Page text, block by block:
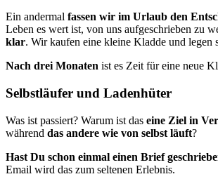
Ein andermal fassen wir im Urlaub den
Leben es wert ist, von uns aufgeschrieben zu
klar. Wir kaufen eine kleine Kladde und legen
Nach drei Monaten ist es Zeit für eine neue
Selbstläufer und Ladenhüter
Was ist passiert? Warum ist das eine Ziel in
während das andere wie von selbst läuft?
Hast Du schon einmal einen Brief
Email wird das zum seltenen Erlebnis.